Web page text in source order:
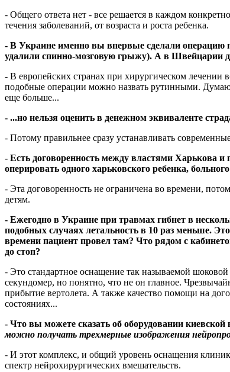
- Общего ответа нет - все решается в каждом
течения заболеваний, от возраста и роста ребенка.
- В Украине именно вы впервые сделали операцию
удалили спинно-мозговую грыжу). А в Швейцарии
- В европейских странах при хирургическом
подобные операции можно назвать рутинными.
еще больше...
- ...но нельзя оценить в денежном эквиваленте
- Потому правильнее сразу устанавливать
- Есть договоренность между властями Харькова
оперировать одного харьковского ребенка,
- Эта договоренность не ограничена во времени,
детям.
- Ежегодно в Украине при травмах гибнет в
подобных случаях летальность в 10 раз меньше.
времени пациент провел там? Что рядом с
до стоп?
- Это стандартное оснащение так называемой
секундомер, но понятно, что не он главное.
прибытие вертолета. А также качество помощи на
состояниях...
- Что вы можете сказать об оборудовании
можно получать трехмерные изображения
- И этот комплекс, и общий уровень оснащения
спектр нейрохирургических вмешательств.